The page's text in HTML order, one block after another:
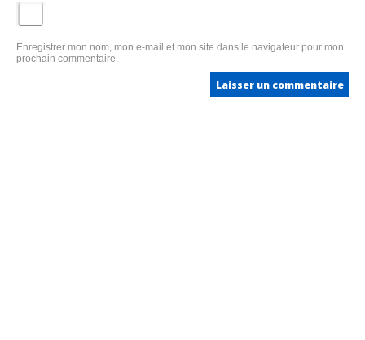
Enregistrer mon nom, mon e-mail et mon site dans le navigateur pour mon
prochain commentaire.